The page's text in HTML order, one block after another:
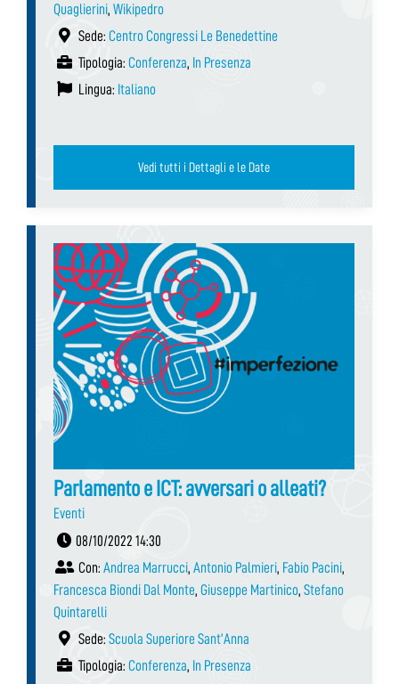
Quaglierini, Wikipedro
Sede: Centro Congressi Le Benedettine
Tipologia: Conferenza, In Presenza
Lingua: Italiano
Vedi tutti i Dettagli e le Date
Parlamento e ICT: avversari o alleati?
Eventi
08/10/2022 14:30
Con: Andrea Marrucci, Antonio Palmieri, Fabio Pacini,
Francesca Biondi Dal Monte, Giuseppe Martinico, Stefano
Quintarelli
Sede: Scuola Superiore Sant’Anna
Tipologia: Conferenza, In Presenza